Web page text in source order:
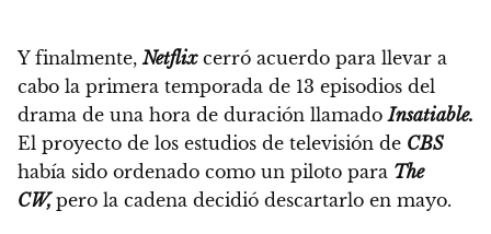
Y finalmente, Netflixcerró acuerdo para llevar a
cabo la primera temporada de 13 episodios del
drama de una hora de duración llamadoInsatiable.
El proyecto de los estudios de televisión de CBS
había sido ordenado como un piloto para The
CW,pero la cadena decidió descartarlo en mayo.